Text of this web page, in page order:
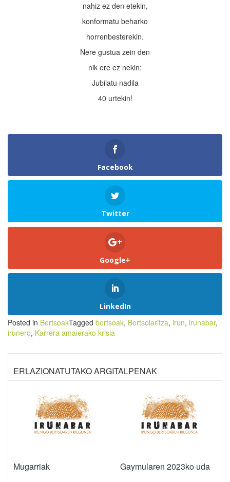
nahiz ez den etekin,
konformatu beharko
horrenbesterekin.
Nere gustua zein den
nik ere ez nekin:
Jubilatu nadila
40 urtekin!
Facebook
Twitter
Google+
LinkedIn
Posted in BertsoakTagged bertsoak, Bertsolaritza, irun, irunabar,
irunero, Karrera amaierako krisia
ERLAZIONATUTAKO ARGITALPENAK
Mugarriak Gaymularen 2023ko uda